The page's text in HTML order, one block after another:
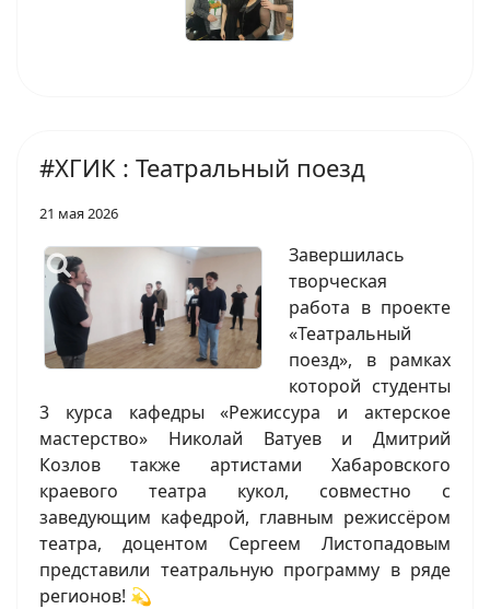
#ХГИК : Театральный поезд
21 мая 2026
Завершилась
творческая
работа в проекте
«Театральный
поезд», в рамках
которой студенты
3 курса кафедры «Режиссура и актерское
мастерство» Николай Ватуев и Дмитрий
Козлов также артистами Хабаровского
краевого театра кукол, совместно с
заведующим кафедрой, главным режиссёром
театра, доцентом Сергеем Листопадовым
представили театральную программу в ряде
регионов! 💫